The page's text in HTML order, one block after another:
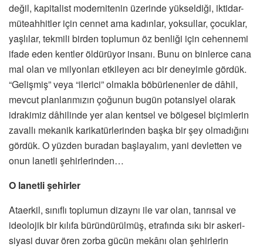
değil, kapitalist modernitenin üzerinde yükseldiği, iktidar-
müteahhitler için cennet ama kadınlar, yoksullar, çocuklar,
yaşlılar, tekmili birden toplumun öz benliği için cehennemi
ifade eden kentler öldürüyor insanı. Bunu on binlerce cana
mal olan ve milyonları etkileyen acı bir deneyimle gördük.
“Gelişmiş” veya “ilerici” olmakla böbürlenenler de dâhil,
mevcut planlarımızın çoğunun bugün potansiyel olarak
idrakimiz dâhilinde yer alan kentsel ve bölgesel biçimlerin
zavallı mekanik karikatürlerinden başka bir şey olmadığını
gördük. O yüzden buradan başlayalım, yani devletten ve
onun lanetli şehirlerinden…
O lanetli şehirler
Ataerkil, sınıflı toplumun dizaynı ile var olan, tanrısal ve
ideolojik bir kılıfa büründürülmüş, etrafında sıkı bir askeri-
siyasi duvar ören zorba gücün mekânı olan şehirlerin